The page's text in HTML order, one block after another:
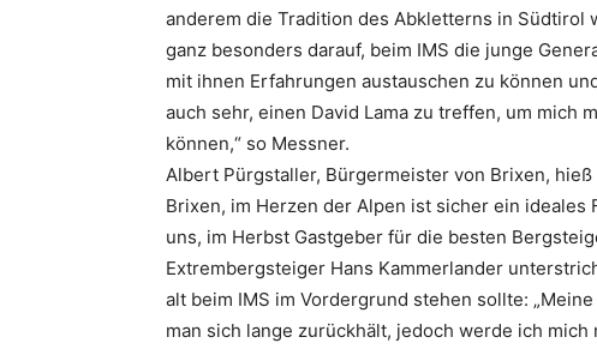
anderem die Tradition des Abkletterns in Südtirol
ganz besonders darauf, beim IMS die junge
mit ihnen Erfahrungen austauschen zu können
auch sehr, einen David Lama zu treffen, um mich
können,“ so Messner.
Albert Pürgstaller, Bürgermeister von Brixen,
Brixen, im Herzen der Alpen ist sicher ein ideales
uns, im Herbst Gastgeber für die besten
Extrembergsteiger Hans Kammerlander
alt beim IMS im Vordergrund stehen sollte:
man sich lange zurückhält, jedoch werde ich